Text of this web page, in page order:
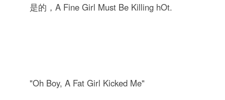
是的，A Fine Girl Must Be Killing hOt.
"Oh Boy, A Fat Girl Kicked Me"